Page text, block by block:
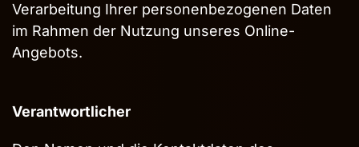
Verarbeitung Ihrer personenbezogenen Daten
im Rahmen der Nutzung unseres Online-
Angebots.
Verantwortlicher